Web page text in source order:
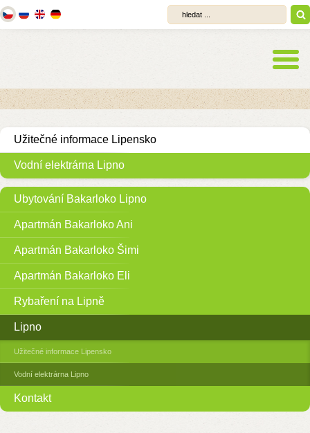
Užitečné informace Lipensko
Vodní elektrárna Lipno
Ubytování Bakarloko Lipno
Apartmán Bakarloko Ani
Apartmán Bakarloko Šimi
Apartmán Bakarloko Eli
Rybaření na Lipně
Lipno
Užitečné informace Lipensko
Vodní elektrárna Lipno
Kontakt